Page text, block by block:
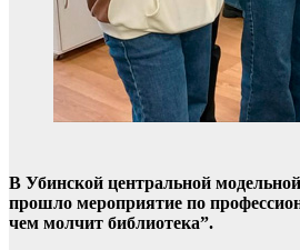
В Убинской центральной
прошло мероприятие по
чем молчит библиотека”.